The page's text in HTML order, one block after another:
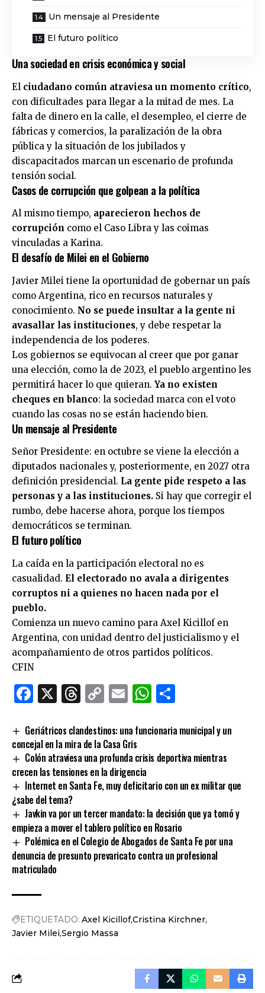
Un mensaje al Presidente
El futuro político
Una sociedad en crisis económica y social
El ciudadano común atraviesa un momento crítico,
con dificultades para llegar a la mitad de mes. La
falta de dinero en la calle, el desempleo, el cierre de
fábricas y comercios, la paralización de la obra
pública y la situación de los jubilados y
discapacitados marcan un escenario de profunda
tensión social.
Casos de corrupción que golpean a la política
Al mismo tiempo, aparecieron hechos de
corrupción como el Caso Libra y las coimas
vinculadas a Karina.
El desafío de Milei en el Gobierno
Javier Milei tiene la oportunidad de gobernar un país
como Argentina, rico en recursos naturales y
conocimiento. No se puede insultar a la gente ni
avasallar las instituciones, y debe respetar la
independencia de los poderes.
Los gobiernos se equivocan al creer que por ganar
una elección, como la de 2023, el pueblo argentino les
permitirá hacer lo que quieran. Ya no existen
cheques en blanco: la sociedad marca con el voto
cuando las cosas no se están haciendo bien.
Un mensaje al Presidente
Señor Presidente: en octubre se viene la elección a
diputados nacionales y, posteriormente, en 2027 otra
definición presidencial. La gente pide respeto a las
personas y a las instituciones. Si hay que corregir el
rumbo, debe hacerse ahora, porque los tiempos
democráticos se terminan.
El futuro político
La caída en la participación electoral no es
casualidad. El electorado no avala a dirigentes
corruptos ni a quienes no hacen nada por el
pueblo.
Comienza un nuevo camino para Axel Kicillof en
Argentina, con unidad dentro del justicialismo y el
acompañamiento de otros partidos políticos.
CFIN
Facebook
X Threads
CopyEmailWhatsApp
Geriátricos clandestinos: una funcionaria municipal y un
concejal en la mira de la Casa Gris
Colón atraviesa una profunda crisis deportiva mientras
crecen las tensiones en la dirigencia
Internet en Santa Fe, muy deficitario con un ex militar que
¿sabe del tema?
Javkin va por un tercer mandato: la decisión que ya tomó y
empieza a mover el tablero político en Rosario
Polémica en el Colegio de Abogados de Santa Fe por una
denuncia de presunto prevaricato contra un profesional
matriculado
ETIQUETADO: Axel KicillofCristina Kirchner
Javier MileiSergio Massa